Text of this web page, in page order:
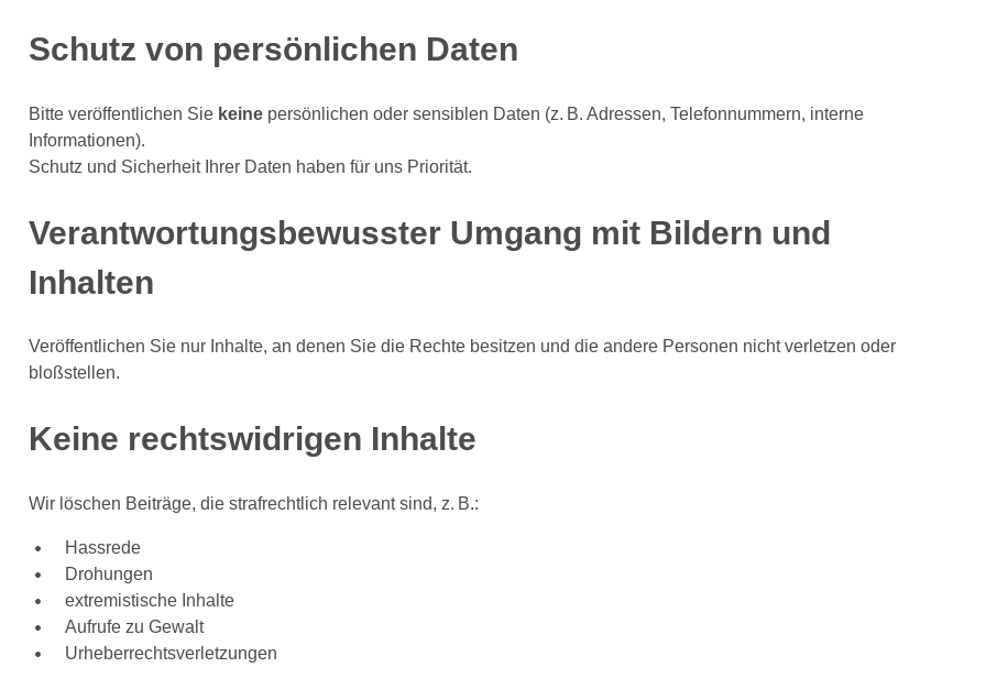
Schutz von persönlichen Daten
Bitte veröffentlichen Sie keinepersönlichen oder sensiblen Daten (z. B. Adressen, Telefonnummern, interne
Informationen).
Schutz und Sicherheit Ihrer Daten haben für uns Priorität.
Verantwortungsbewusster Umgang mit Bildern und
Inhalten
Veröffentlichen Sie nur Inhalte, an denen Sie die Rechte besitzen und die andere Personen nicht verletzen oder
bloßstellen.
Keine rechtswidrigen Inhalte
Wir löschen Beiträge, die strafrechtlich relevant sind, z. B.:
Hassrede
Drohungen
extremistische Inhalte
Aufrufe zu Gewalt
Urheberrechtsverletzungen